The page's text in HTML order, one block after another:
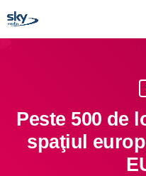
Info-Util
Peste 500 de
spaţiul